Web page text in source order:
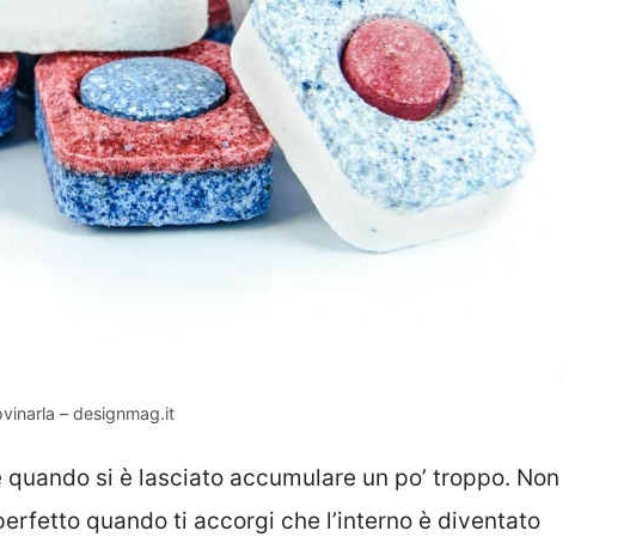
– designmag.it
si è lasciato accumulare un po’ troppo. Non
quando ti accorgi che l’interno è diventato